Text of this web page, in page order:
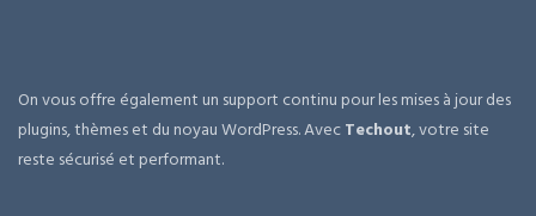
On vous offre également un support continu pour les mises à jour des
plugins, thèmes et du noyau WordPress. AvecTechout, votre site
reste sécurisé et performant.